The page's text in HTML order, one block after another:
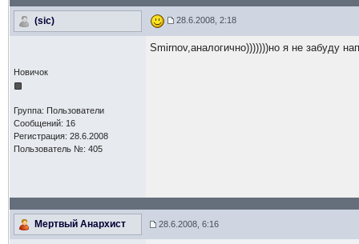
(sic) 28.6.2008, 2:18
Новичок
Группа: Пользователи
Сообщений: 16
Регистрация: 28.6.2008
Пользователь №: 405
Smirnov,аналогично)))))))но я не забуду
Мертвый Анархист 28.6.2008, 6:16